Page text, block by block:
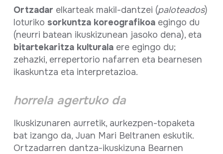
Ortzadar elkarteak makil-dantzei (paloteados)
loturiko sorkuntza koreografikoaegingo du
(neurri batean ikuskizunean jasoko dena), eta
bitartekaritza kulturalaere egingo du;
zehazki, errepertorio nafarren eta bearnesen
ikaskuntza eta interpretazioa.
horrela agertuko da
Ikuskizunaren aurretik, aurkezpen-topaketa
bat izango da, Juan Mari Beltranen eskutik.
Ortzadarren dantza-ikuskizuna Bearnen